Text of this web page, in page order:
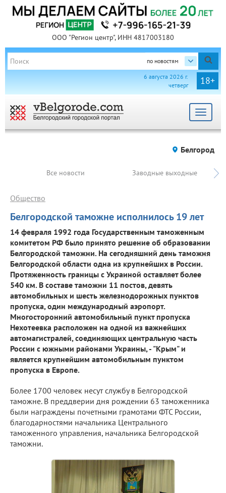
ООО "Регион центр", ИНН 4817003180
по новостям
18+
6 августа 2026 г.
четверг
Toggle
Белгород
Все новости Заводные выходные
Белгородской таможне исполнилось 19 лет
Общество
14 февраля 1992 года Государственным таможенным
комитетом РФ было принято решение об образовании
Белгородской таможни. На сегодняшний день таможня
Белгородской области одна из крупнейших в России.
Протяженность границы с Украиной оставляет более
540 км. В составе таможни 11 постов, девять
автомобильных и шесть железнодорожных пунктов
пропуска, один международный аэропорт.
Многосторонний автомобильный пункт пропуска
Нехотеевка расположен на одной из важнейших
автомагистралей, соединяющих центральную часть
России с южными районами Украины, - "Крым" и
является крупнейшим автомобильным пунктом
пропуска в Европе.
Более 1700 человек несут службу в Белгородской
таможне. В преддверии дня рождении 63 таможенника
были награждены почетными грамотами ФТС России,
благодарностями начальника Центрального
таможенного управления, начальника Белгородской
таможни.